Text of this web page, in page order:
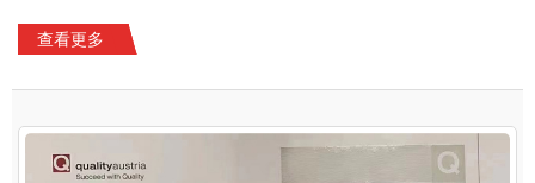
查看更多